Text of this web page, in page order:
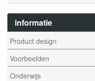
informatie
Product design
Voorbeelden
Onderwijs